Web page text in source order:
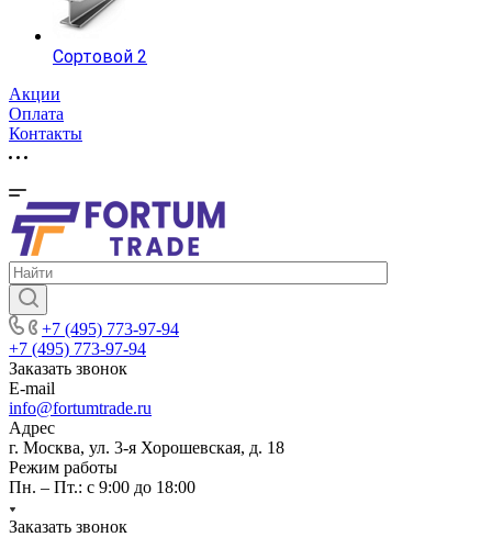
Сортовой 2
Акции
Оплата
Контакты
+7 (495) 773-97-94
+7 (495) 773-97-94
Заказать звонок
E-mail
info@fortumtrade.ru
Адрес
г. Москва, ул. 3-я Хорошевская, д. 18
Режим работы
Пн. – Пт.: с 9:00 до 18:00
Заказать звонок